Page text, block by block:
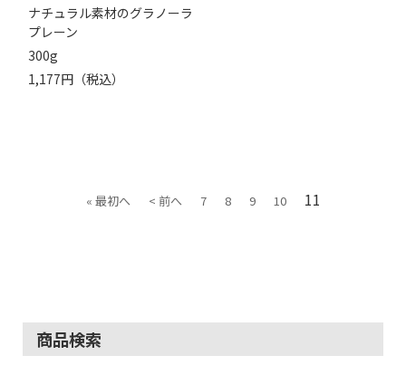
ナチュラル素材のグラノーラ
プレーン
300g
1,177円（税込）
« 最初へ < 前へ 7 8 9 10 11
商品検索